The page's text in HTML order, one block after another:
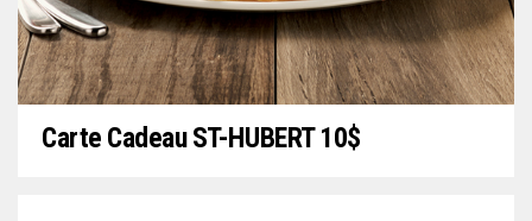
Carte Cadeau ST-HUBERT 10$